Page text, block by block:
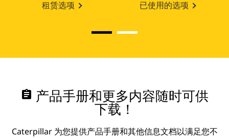
租赁选项 已使用的选项
assignment 产品手册和更多内容随时可供
下载！
Caterpillar 为您提供产品手册和其他信息文档以满足您不